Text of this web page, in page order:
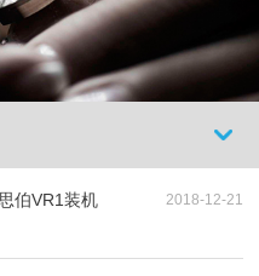
2018-12-21
伯VR1装机